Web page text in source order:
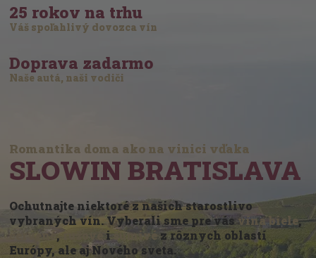
25 rokov na trhu
Váš spoľahlivý dovozca vín
Doprava zadarmo
Naše autá, naši vodiči
Romantika doma ako na vinici vďaka
SLOWIN BRATISLAVA
Ochutnajte niektoré z našich starostlivo
vybraných vín. Vyberali sme pre vásvína biele,
červené, i šumivéz rôznych oblastí
Európy, ale aj Nového sveta.